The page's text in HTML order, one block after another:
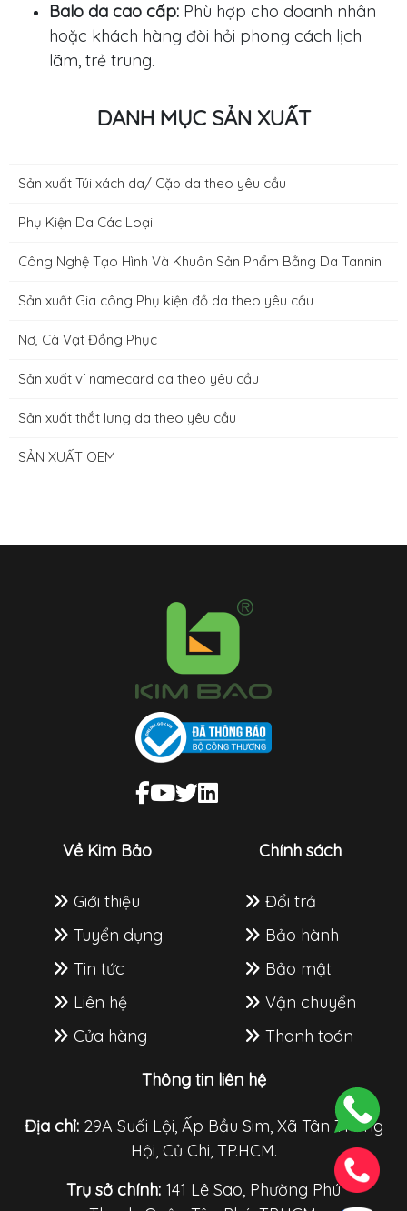
Balo da cao cấp: Phù hợp cho doanh nhân
hoặc khách hàng đòi hỏi phong cách lịch
lãm, trẻ trung.
DANH MỤC SẢN XUẤT
Sản xuất Túi xách da/ Cặp da theo yêu cầu
Phụ Kiện Da Các Loại
Công Nghệ Tạo Hình Và Khuôn Sản Phẩm Bằng Da Tannin
Sản xuất Gia công Phụ kiện đồ da theo yêu cầu
Nơ, Cà Vạt Đồng Phục
Sản xuất ví namecard da theo yêu cầu
Sản xuất thắt lưng da theo yêu cầu
SẢN XUẤT OEM
Về Kim Bảo
Giới thiệu
Tuyển dụng
Tin tức
Liên hệ
Cửa hàng
Chính sách
Đổi trả
Bảo hành
Bảo mật
Vận chuyển
Thanh toán
Thông tin liên hệ
Địa chỉ:29A Suối Lội, Ấp Bầu Sim, Xã Tân Thông
Hội, Củ Chi, TP.HCM.
Trụ sở chính: 141 Lê Sao, Phường Phú